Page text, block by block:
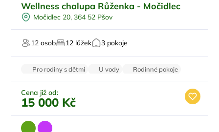
Koupací sud
Vířivka
Masáže
Wellness chalupa Růženka - Močidlec
Močidlec 20, 364 52 Pšov
12 osob 12 lůžek 3 pokoje
Pro rodiny s dětmi U vody
Rodinné pokoje
Krb
Pro majitele mazlíčků
Cena již od:
15 000 Kč